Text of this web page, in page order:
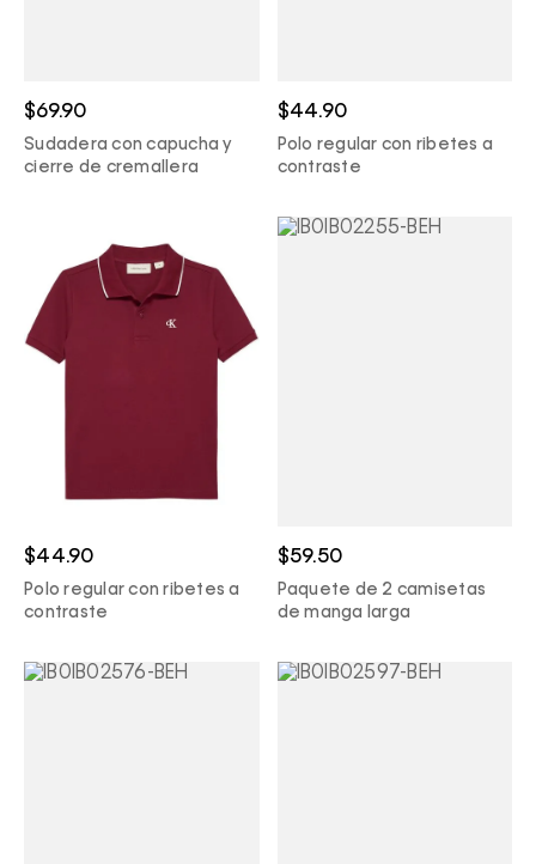
$69.90
Sudadera con capucha y
cierre de cremallera
$44.90
Polo regular con ribetes a
contraste
$44.90
Polo regular con ribetes a
contraste
$59.50
Paquete de 2 camisetas
de manga larga